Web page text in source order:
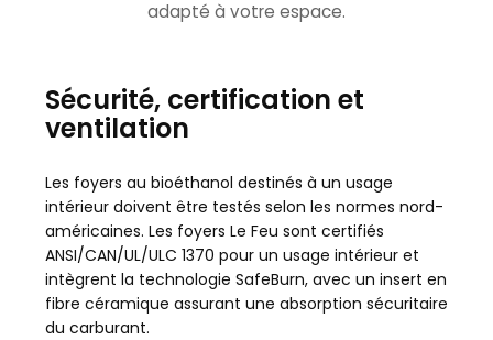
adapté à votre espace.
Sécurité, certification et
ventilation
Les foyers au bioéthanol destinés à un usage
intérieur doivent être testés selon les normes nord-
américaines. Les foyers Le Feu sont certifiés
ANSI/CAN/UL/ULC 1370 pour un usage intérieur et
intègrent la technologie SafeBurn, avec un insert en
fibre céramique assurant une absorption sécuritaire
du carburant.